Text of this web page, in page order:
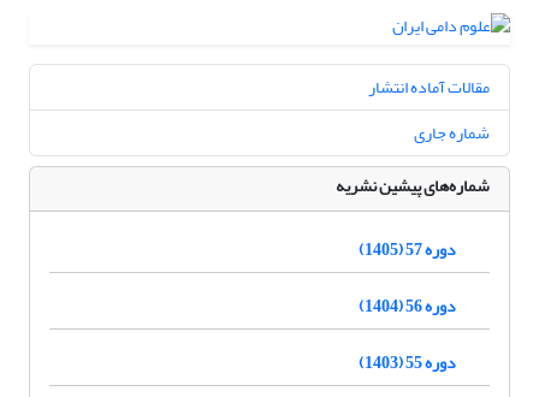
مقالات آماده انتشار
شماره جاری
شماره‌های پیشین نشریه
دوره 57 (1405)
دوره 56 (1404)
دوره 55 (1403)